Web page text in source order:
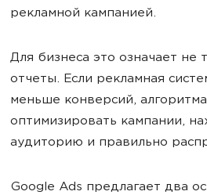
рекламной кампанией.
Для бизнеса это означает не
отчеты. Если рекламная
меньше конверсий,
оптимизировать кампании,
аудиторию и правильно
Google Ads предлагает два